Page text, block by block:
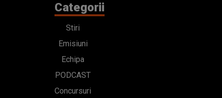
Categorii
Stiri
Emisiuni
Echipa
PODCAST
Concursuri